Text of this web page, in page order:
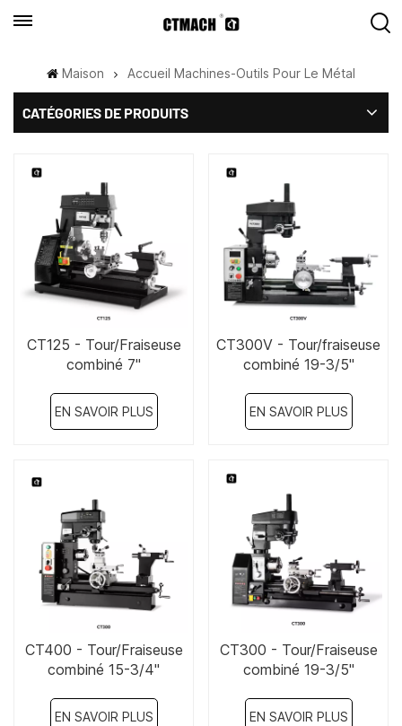
Maison Accueil Machines-Outils Pour Le Métal
CATÉGORIES DE PRODUITS
CT125 - Tour/Fraiseuse
combiné 7"
EN SAVOIR PLUS
CT300V - Tour/fraiseuse
combiné 19-3/5"
EN SAVOIR PLUS
CT400 - Tour/Fraiseuse
combiné 15-3/4"
EN SAVOIR PLUS
CT300 - Tour/Fraiseuse
combiné 19-3/5"
EN SAVOIR PLUS